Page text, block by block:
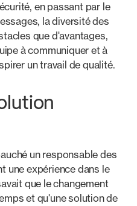
en passant par le
la diversité des
que d'avantages,
à communiquer et à
un travail de qualité.
un responsable des
une expérience dans le
que le changement
et qu'une solution de